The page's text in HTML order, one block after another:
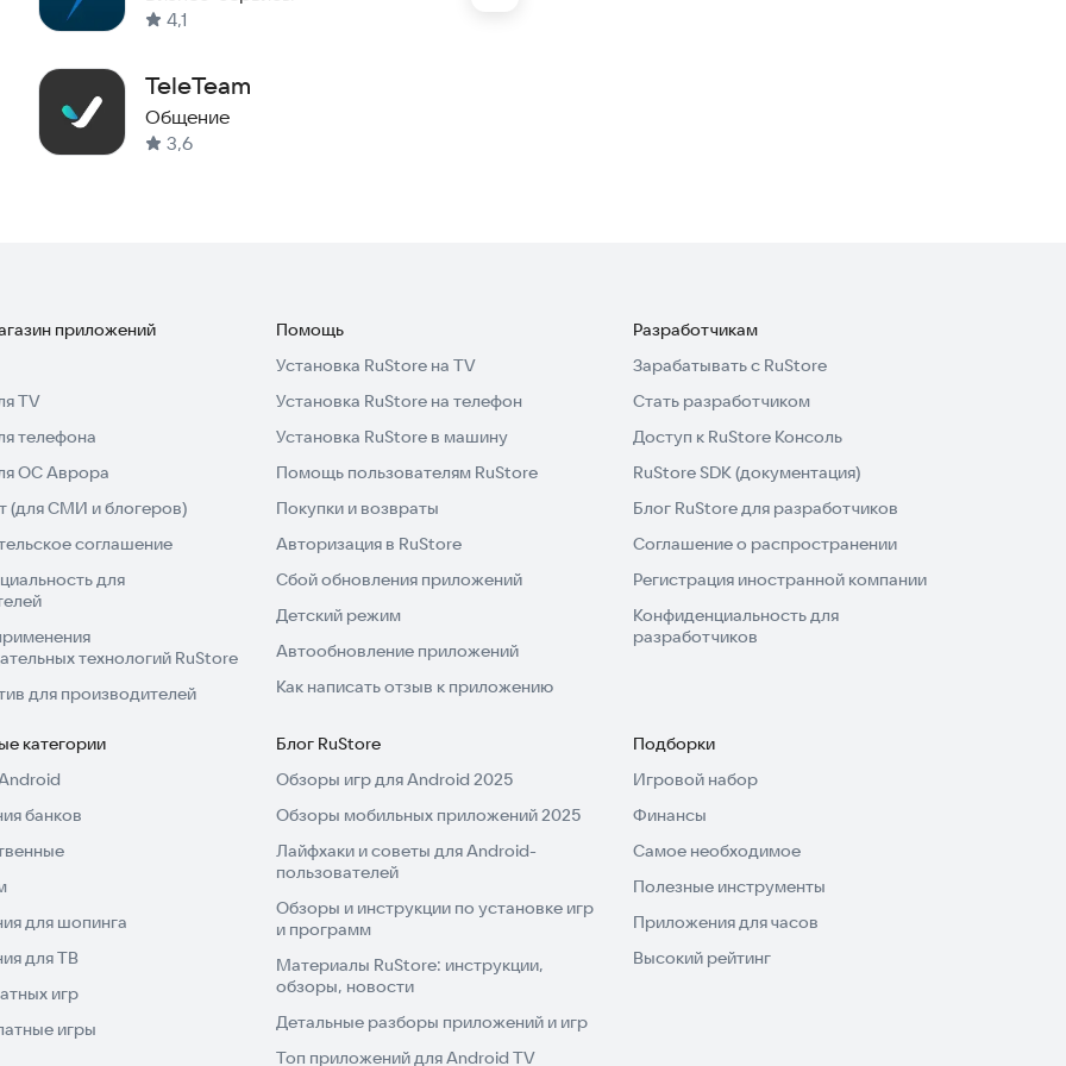
обсуждайте проекты, благодарите и проводите
прямо со смартфона. С Битрикс24 легко
приходовать остатки, принимать новый товар,
командировки или отпуска. Битрикс24
счетов и другие бизнес-процессы.
Легко распределить права и дать возможность
клиентов по QR-коду через и по карте.
пользователей.
с Битрикс24.
4,1
TeleTeam
Общение
3,6
приложений
TV
телефона
ОС Аврора
(для СМИ и блогеров)
соглашение
для
технологий RuStore
для производителей
Помощь
Установка RuStore на TV
Установка RuStore на телефон
Установка RuStore в машину
Помощь пользователям RuStore
Покупки и возвраты
Авторизация в RuStore
Сбой обновления приложений
Детский режим
Автообновление приложений
Как написать отзыв к приложению
Разработчикам
Зарабатывать с RuStore
Стать разработчиком
Доступ к RuStore Консоль
RuStore SDK (документация)
Блог RuStore для разработчиков
Соглашение о распространении
Регистрация иностранной компании
Конфиденциальность для
разработчиков
категории
банков
для шопинга
для ТВ
игр
игры
Блог RuStore
Обзоры игр для Android 2025
Обзоры мобильных приложений 2025
Лайфхаки и советы для Android-
пользователей
Обзоры и инструкции по установке игр
и программ
Материалы RuStore: инструкции,
обзоры, новости
Детальные разборы приложений и игр
Топ приложений для Android TV
Подборки
Игровой набор
Финансы
Самое необходимое
Полезные инструменты
Приложения для часов
Высокий рейтинг